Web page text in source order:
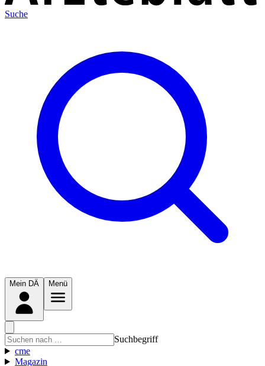
Suche
Mein DÄ Menü
Suchbegriff
cme
Magazin